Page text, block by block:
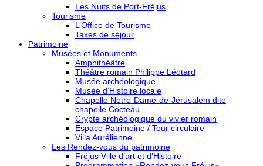
Les Nuits de Port-Fréjus
Tourisme
L’Office de Tourisme
Taxes de séjour
Patrimoine
Musées et Monuments
Amphithéâtre
Théâtre romain Philippe Léotard
Musée archéologique
Musée d’Histoire locale
Chapelle Notre-Dame-de-Jérusalem dite
chapelle Cocteau
Crypte archéologique du vivier romain
Espace Patrimoine / Tour circulaire
Villa Aurélienne
Les Rendez-vous du patrimoine
Fréjus Ville d’art et d’Histoire